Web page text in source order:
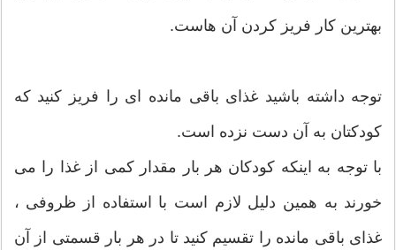
بهترین کار فریز کردن آن هاست.
توجه داشته باشید غذای باقی مانده ای را فریز کنید که
کودکتان به آن دست نزده است.
با توجه به اینکه کودکان هر بار مقدار کمی از غذا را می
خورند به همین دلیل لازم است با استفاده از ظروفی ،
غذای باقی مانده را تقسیم کنید تا در هر بار قسمتی از آن